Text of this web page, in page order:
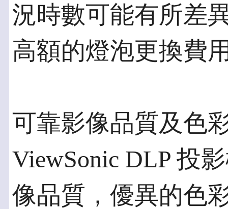
況時數可能有所差
高額的燈泡更換費
可靠影像品質及色
ViewSonic DLP 投
像品質，優異的色